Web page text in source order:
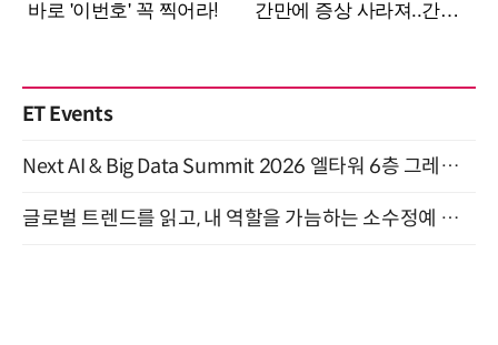
ET Events
Next AI & Big Data Summit 2026 엘타워 6층 그레이스홀 개최 (9/18)
글로벌 트렌드를 읽고, 내 역할을 가늠하는 소수정예 실습 워크숍 (8/28)